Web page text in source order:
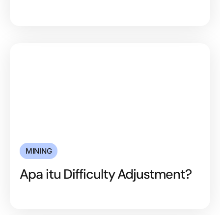
MINING
Apa itu Difficulty Adjustment?